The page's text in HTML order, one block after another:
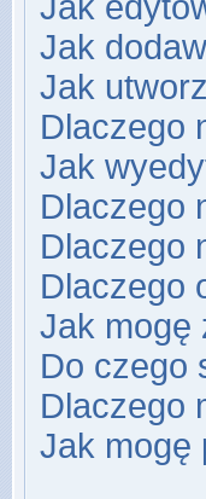
Jak
Jak
Dlaczego
Jak
Dlaczego
Dlaczego
Dlaczego
Jak mogę
Do czego
Dlaczego
Jak mogę